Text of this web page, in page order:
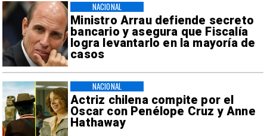
Ministro Arrau defiende secreto
bancario y asegura que Fiscalía
logra levantarlo en la mayoría de
casos
NACIONAL
Actriz chilena compite por el
Oscar con Penélope Cruz y Anne
Hathaway
NACIONAL